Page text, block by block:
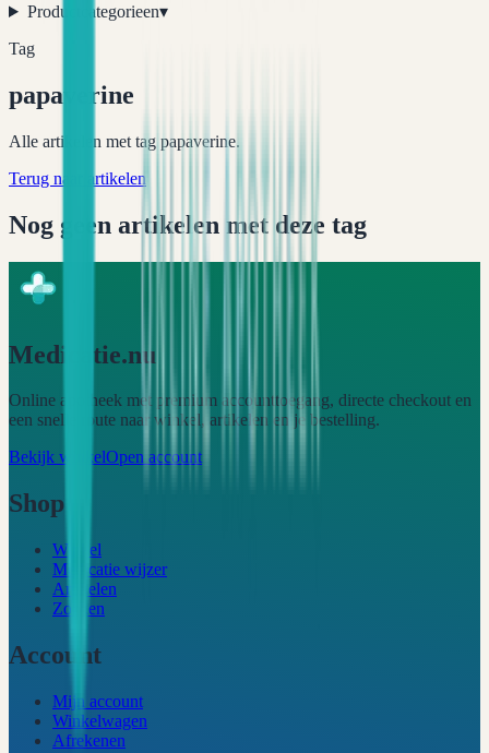
Productcategorieen▾
Tag
papaverine
Alle artikelen met tag papaverine.
Terug naar artikelen
Nog geen artikelen met deze tag
Medicatie.nu
Online apotheek met premium accounttoegang, directe checkout en
een snelle route naar winkel, artikelen en je bestelling.
Bekijk winkelOpen account
Shop
Winkel
Medicatie wijzer
Artikelen
Zoeken
Account
Mijn account
Winkelwagen
Afrekenen